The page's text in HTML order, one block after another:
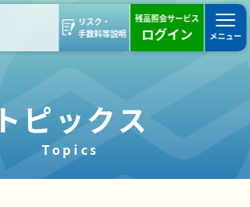
リスク・
手数料等説明
残高照会サービス
ログイン メニュー
トピックス
Topics